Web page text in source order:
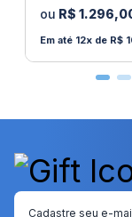
R$ 1.296,
12 R$